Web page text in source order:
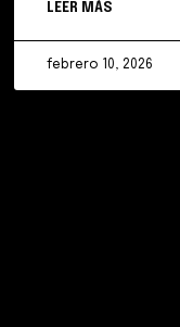
LEER MÁS
febrero 10, 2026